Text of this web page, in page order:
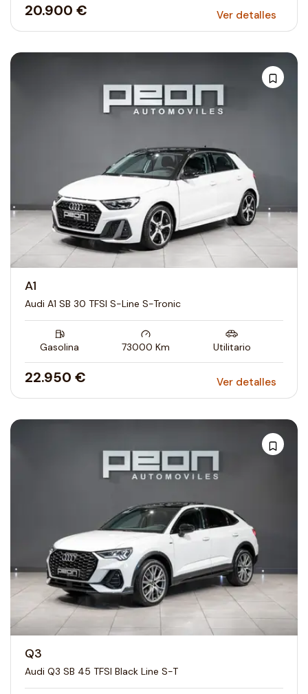
20.900 € Ver detalles
A1
Audi A1 SB 30 TFSI S-Line S-Tronic
Gasolina 73000 Km Utilitario
22.950 € Ver detalles
Q3
Audi Q3 SB 45 TFSI Black Line S-T